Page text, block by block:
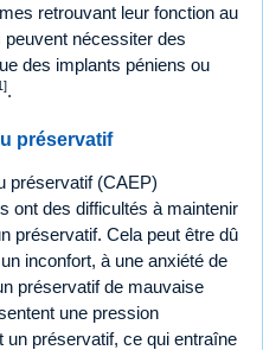
retrouvant leur fonction au
nécessiter des
des implants péniens ou
.
préservatif
préservatif (CAEP)
ont des difficultés à maintenir
préservatif. Cela peut être dû
inconfort, à une anxiété de
préservatif de mauvaise
une pression
préservatif, ce qui entraîne